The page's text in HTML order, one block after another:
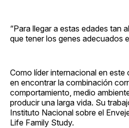
“Para llegar a estas edades tan
que tener los genes adecuados
Como líder internacional en este
en encontrar la combinación
comportamiento, medio
producir una larga vida. Su
Instituto Nacional sobre el
Life Family Study.